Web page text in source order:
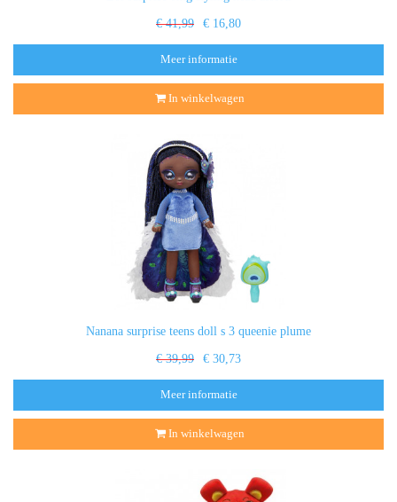
€ 41,99 € 16,80
Meer informatie
In winkelwagen
Nanana surprise teens doll s 3 queenie plume
€ 39,99 € 30,73
Meer informatie
In winkelwagen